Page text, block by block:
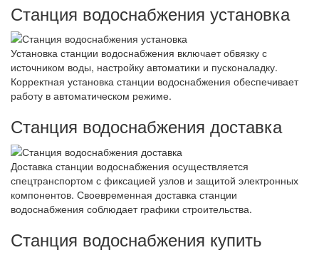
Станция водоснабжения установка
Установка станции водоснабжения включает обвязку с
источником воды, настройку автоматики и пусконаладку.
Корректная установка станции водоснабжения обеспечивает
работу в автоматическом режиме.
Станция водоснабжения доставка
Доставка станции водоснабжения осуществляется
спецтранспортом с фиксацией узлов и защитой электронных
компонентов. Своевременная доставка станции
водоснабжения соблюдает графики строительства.
Станция водоснабжения купить